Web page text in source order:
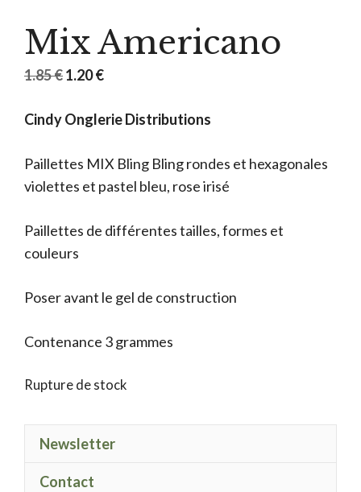
Mix Americano
1.85€Le
initial
1.85 €.
1.20€Le
actuel
1.20 €.
Cindy Onglerie Distributions
Paillettes MIX Bling Bling rondes et hexagonales
violettes et pastel bleu, rose irisé
Paillettes de différentes tailles, formes et
couleurs
Poser avant le gel de construction
Contenance 3 grammes
Rupture de stock
Newsletter
Contact